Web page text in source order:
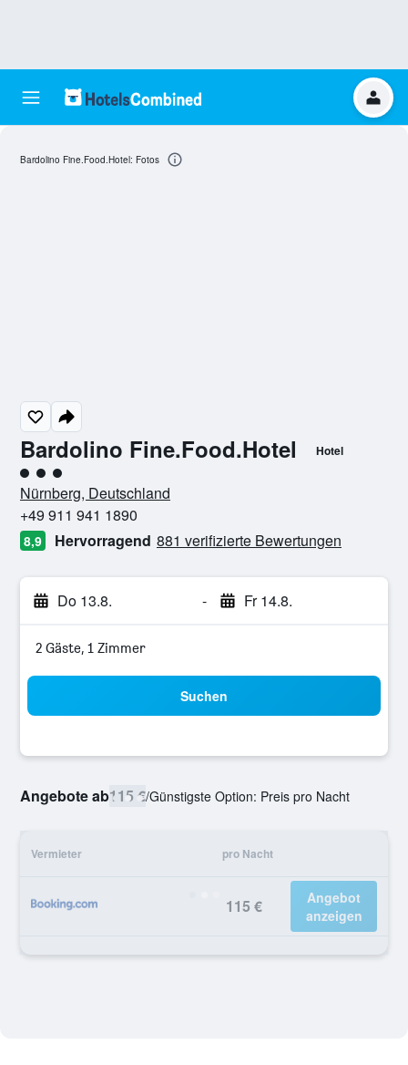
Bardolino Fine.Food.Hotel Hotel
Bewertungskategorie 3
Nürnberg, Deutschland
+49 911 941 1890
8,9 Hervorragend 881 verifizierte Bewertungen
Do 13.8. - Fr 14.8.
2 Gäste, 1 Zimmer
Suchen
Angebote ab115 €/Günstigste Option: Preis pro Nacht
Vermieter pro Nacht
115 €
Angebot
anzeigen
Bardolino Fine.Food.Hotel: Fotos